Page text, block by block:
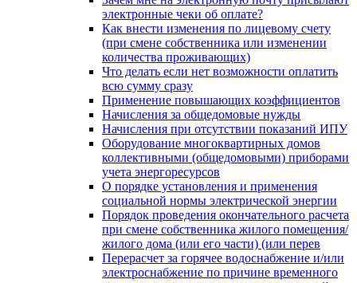
электронные чеки об оплате?
Как внести изменения по лицевому счету
(при смене собственника или изменении
количества проживающих)
Что делать если нет возможности оплатить
всю сумму сразу
Применение повышающих коэффициентов
Начисления за общедомовые нужды
Начисления при отсутствии показаний ИПУ
Оборудование многоквартирных домов
коллективными (общедомовыми) приборами
учета энергоресурсов
О порядке установления и применения
социальной нормы электрической энергии
Порядок проведения окончательного расчета
при смене собственника жилого помещения/
жилого дома (или его части) (или перев
Перерасчет за горячее водоснабжение и/или
электроснабжение по причине временного